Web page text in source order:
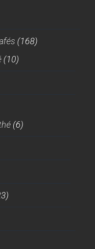
(168)
(10)
(6)